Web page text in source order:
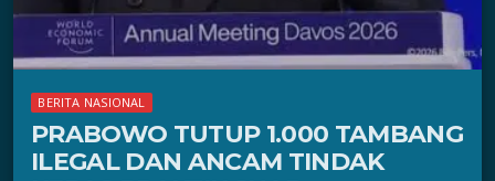
BERITA NASIONAL
PRABOWO TUTUP 1.000 TAMBANG
ILEGAL DAN ANCAM TINDAK